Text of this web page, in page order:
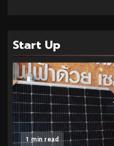
Start Up
1 min read